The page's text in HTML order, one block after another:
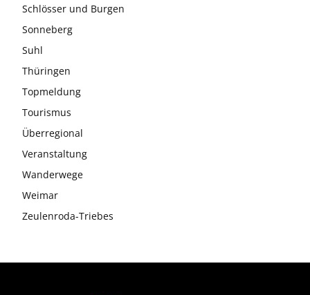
Schlösser und Burgen
Sonneberg
Suhl
Thüringen
Topmeldung
Tourismus
Überregional
Veranstaltung
Wanderwege
Weimar
Zeulenroda-Triebes